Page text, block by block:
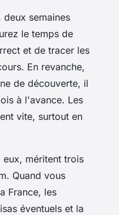
deux semaines
le temps de
et de tracer les
En revanche,
de découverte, il
à l'avance. Les
vite, surtout en
eux, méritent trois
Quand vous
France, les
éventuels et la